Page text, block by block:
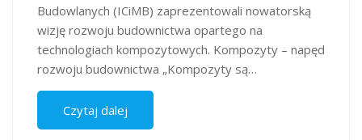
Budowlanych (ICiMB) zaprezentowali nowatorską
wizję rozwoju budownictwa opartego na
technologiach kompozytowych. Kompozyty – napęd
rozwoju budownictwa „Kompozyty są…
Czytaj dalej